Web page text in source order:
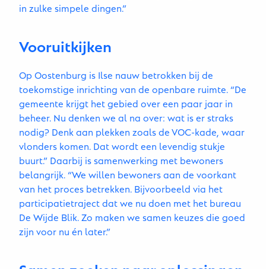
in zulke simpele dingen.”
Vooruitkijken
Op Oostenburg is Ilse nauw betrokken bij de
toekomstige inrichting van de openbare ruimte. “De
gemeente krijgt het gebied over een paar jaar in
beheer. Nu denken we al na over: wat is er straks
nodig? Denk aan plekken zoals de VOC-kade, waar
vlonders komen. Dat wordt een levendig stukje
buurt.” Daarbij is samenwerking met bewoners
belangrijk. “We willen bewoners aan de voorkant
van het proces betrekken. Bijvoorbeeld via het
participatietraject dat we nu doen met het bureau
De Wijde Blik. Zo maken we samen keuzes die goed
zijn voor nu én later.”